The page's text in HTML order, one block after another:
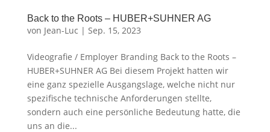
Back to the Roots – HUBER+SUHNER AG
von Jean-Luc | Sep. 15, 2023
Videografie / Employer Branding Back to the Roots –
HUBER+SUHNER AG Bei diesem Projekt hatten wir
eine ganz spezielle Ausgangslage, welche nicht nur
spezifische technische Anforderungen stellte,
sondern auch eine persönliche Bedeutung hatte, die
uns an die...